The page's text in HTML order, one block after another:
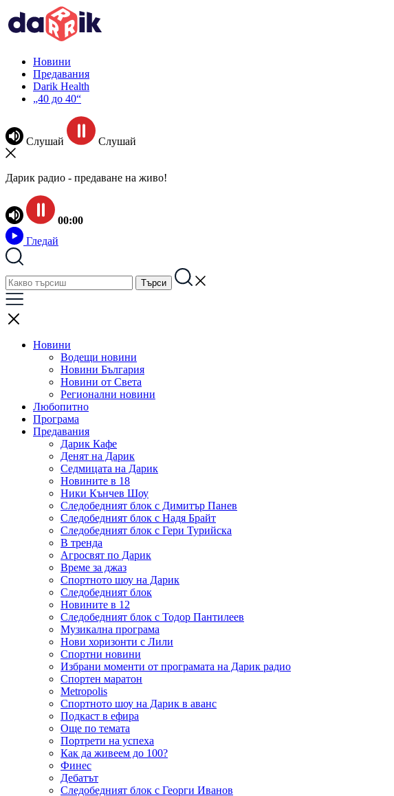
Новини
Предавания
Darik Health
„40 до 40“
Слушай Слушай
Дарик радио - предаване на живо!
00:00
Гледай
Новини
Водещи новини
Новини България
Новини от Света
Регионални новини
Любопитно
Програма
Предавания
Дарик Кафе
Денят на Дарик
Седмицата на Дарик
Новините в 18
Ники Кънчев Шоу
Следобедният блок с Димитър Панев
Следобедният блок с Надя Брайт
Следобедният блок с Гери Турийска
В тренда
Агросвят по Дарик
Време за джаз
Спортното шоу на Дарик
Следобедният блок
Новините в 12
Следобедният блок с Тодор Пантилеев
Музикална програма
Нови хоризонти с Лили
Спортни новини
Избрани моменти от програмата на Дарик радио
Спортен маратон
Metropolis
Спортното шоу на Дарик в аванс
Подкаст в ефира
Още по темата
Портрети на успеха
Как да живеем до 100?
Финес
Дебатът
Следобедният блок с Георги Иванов